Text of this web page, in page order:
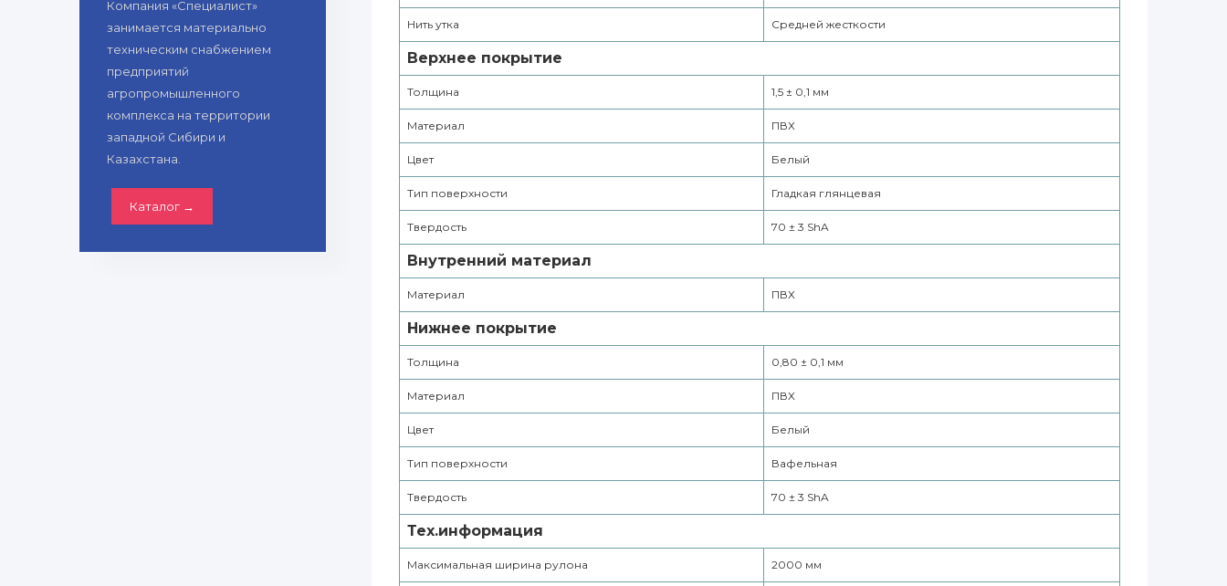
Нить утка Средней жесткости
Верхнее покрытие
Толщина 1,5 ± 0,1 мм
Материал ПВХ
Цвет Белый
Тип поверхности Гладкая глянцевая
Твердость 70 ± 3 ShA
Внутренний материал
Материал ПВХ
Нижнее покрытие
Толщина 0,80 ± 0,1 мм
Материал ПВХ
Цвет Белый
Тип поверхности Вафельная
Твердость 70 ± 3 ShA
Тех.информация
Максимальная ширина рулона 2000 мм
Компания «Специалист»
занимается материально
техническим снабжением
предприятий
агропромышленного
комплекса на территории
западной Сибири и
Казахстана.
Каталог →